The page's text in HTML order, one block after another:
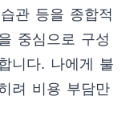
관 등을 종합적
중심으로 구성
니다. 나에게 불
려 비용 부담만